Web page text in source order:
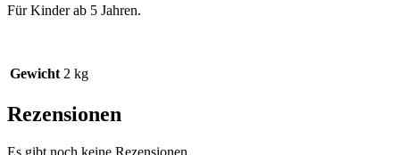
Für Kinder ab 5 Jahren.
Gewicht 2 kg
Rezensionen
Es gibt noch keine Rezensionen.